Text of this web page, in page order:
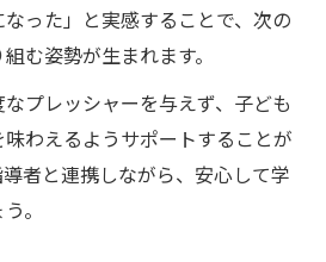
なった」と実感することで、次の
む姿勢が生まれます。
プレッシャーを与えず、子ども
わえるようサポートすることが
者と連携しながら、安心して学
。